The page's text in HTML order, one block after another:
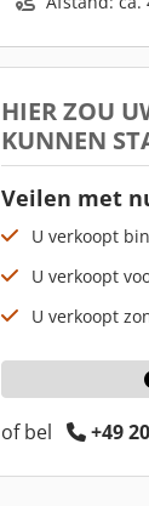
HIER ZOU
KUNNEN
Veilen met
U verkoopt
U verkoopt
U verkoopt
of bel +49